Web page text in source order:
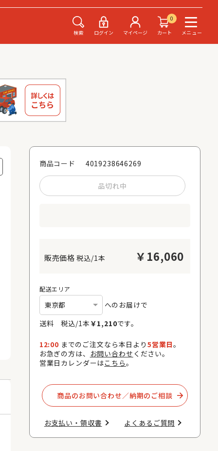
検索 ログイン マイページ
0
カート
メニュー
商品コード 4019238646269
品切れ中
税込/1本 ￥ 16,060
配送エリア
へのお届けで
送料 税込/1本 ￥1,210です。
12:00 までのご注文なら本日より 5営業日。
お急ぎの方は、
お問い合わせ ください。
営業日カレンダーはこちら。
商品のお問い合わせ／納期のご相談​
お支払い・領収書​ よくあるご質問​